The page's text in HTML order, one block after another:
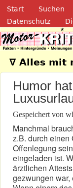
Navigation
Start Suchen
Datenschutz
∇ Alles mit
Humor
Gespeichert von
Manchmal
z.B. durch einen
Offenlegung
eingeladen ist.
ärztlichen
gezwungen